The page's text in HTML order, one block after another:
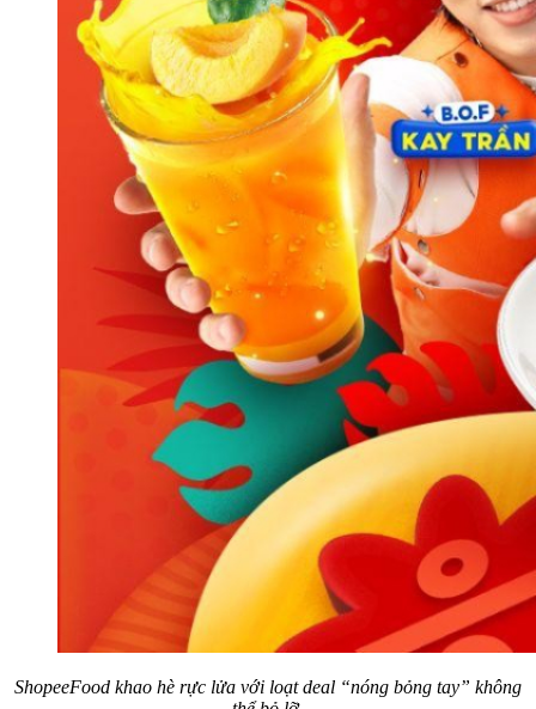
ShopeeFood khao hè rực lửa với loạt deal “nóng bỏng tay” không